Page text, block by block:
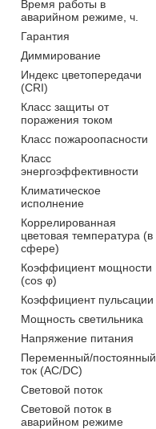
Время работы в
аварийном режиме, ч.
Гарантия
Диммирование
Индекс цветопередачи
(CRI)
Класс защиты от
поражения током
Класс пожароопасности
Класс
энергоэффективности
Климатическое
исполнение
Коррелированная
цветовая температура (в
сфере)
Коэффициент мощности
(cos φ)
Коэффициент пульсации
Мощность светильника
Напряжение питания
Переменный/постоянный
ток (AC/DC)
Световой поток
Световой поток в
аварийном режиме